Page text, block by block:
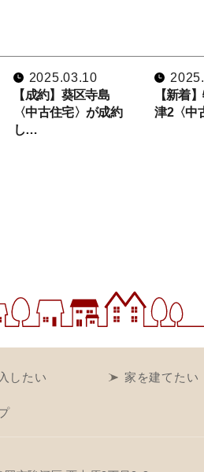
2025.03.10
【成約】葵区寺島
〈中古住宅〉が成約
し…
【新着
津2〈中
したい 家を建てたい